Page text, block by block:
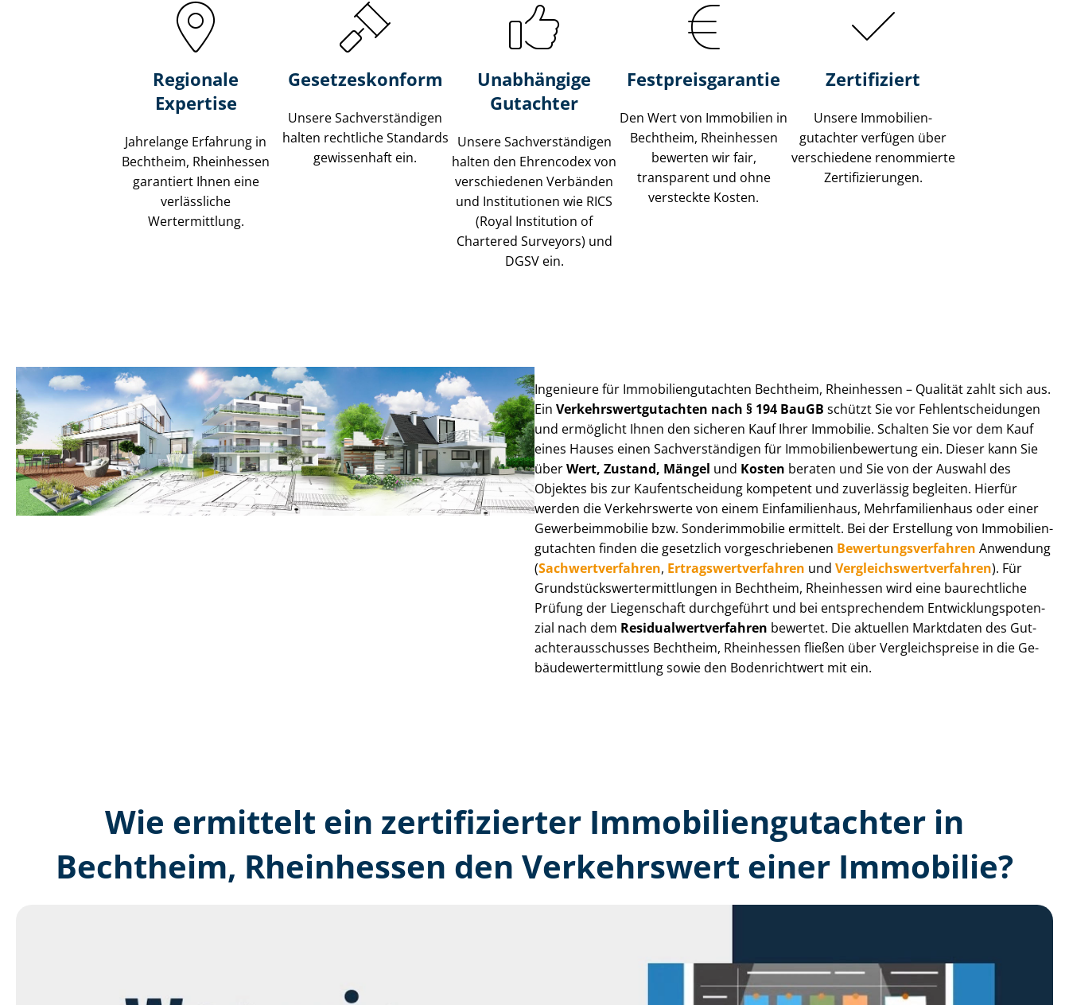
Regionale
Expertise
Jahrelange Erfahrung in
Bechtheim, Rheinhessen
garantiert Ihnen eine
verlässliche
Wertermittlung.
Gesetzes­konform
Unsere Sach­ver­stän­di­gen
halten rechtliche Standards
gewissenhaft ein.
Unabhängige
Gutachter
Unsere Sach­ver­stän­di­gen
halten den Ehrencodex von
verschiedenen Verbänden
und Institutionen wie RICS
(Royal Institution of
Chartered Surveyors) und
DGSV ein.
Festpreis​garantie
Den Wert von Immobilien in
Bechtheim, Rheinhessen
bewerten wir fair,
transparent und ohne
versteckte Kosten.
Zertifiziert
Unsere Immobilien­
gutachter verfügen über
verschiedene renommierte
Zer­ti­fi­zie­run­gen.
Ingenieure für Im­mo­bi­li­en­gut­ach­ten Bechtheim, Rheinhessen – Qualität zahlt sich aus.
Ein Ver­kehrs­wert­gut­ach­ten nach § 194 BauGB schützt Sie vor Fehl­ent­schei­dun­gen
und ermöglicht Ihnen den sicheren Kauf Ihrer Immobilie. Schalten Sie vor dem Kauf
eines Hauses einen Sach­ver­stän­di­gen für Im­mo­bi­li­en­be­wer­tung ein. Dieser kann Sie
überWert, Zustand, Mängel und Kosten beraten und Sie von der Auswahl des
Objektes bis zur Kauf­ent­schei­dung kompetent und zuverlässig begleiten. Hierfür
werden die Verkehrswerte von einem Einfamilienhaus, Mehr­fa­mi­li­en­haus oder einer
Ge­wer­be­im­mo­bi­lie bzw. Sonderimmobilie ermittelt. Bei der Erstellung von Im­mo­bi­li­en­
gut­ach­ten finden die gesetzlich vor­ge­schrie­be­nen Be­wer­tungs­ver­fah­ren Anwendung
(Sach­wert­ver­fah­ren, Er­trags­wert­ver­fah­ren und Ver­gleichs­wert­ver­fah­ren). Für
Grund­stücks­wert­ermitt­lun­gen in Bechtheim, Rheinhessen wird eine baurechtliche
Prüfung der Liegenschaft durchgeführt und bei entsprechendem Ent­wick­lungs­po­ten­
zi­al nach dem Re­si­du­al­wert­ver­fah­ren bewertet. Die aktuellen Marktdaten des Gut­
ach­ter­aus­schus­ses Bechtheim, Rheinhessen fließen über Ver­gleichs­prei­se in die Ge­
bäu­de­wert­ermitt­lung sowie den Bodenrichtwert mit ein.
Wie ermittelt ein zertifizierter Immobilien­gutachter in
Bechtheim, Rheinhessen den Verkehrswert einer Immobilie?